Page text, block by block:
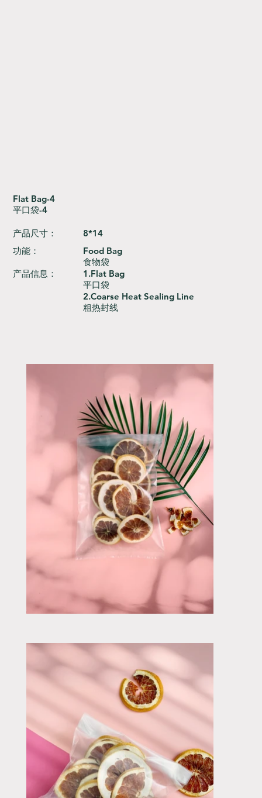
Flat Bag-4
平口袋-4
产品尺寸：
功能：
产品信息：
8*14
Food Bag
食物袋
1.Flat Bag
平口袋
2.Coarse Heat Sealing Line
粗热封线